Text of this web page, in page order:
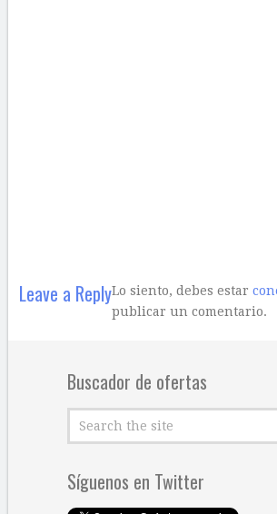
Leave a ReplyLo siento, debes estar
publicar un comentario.
Buscador de ofertas
Síguenos en Twitter